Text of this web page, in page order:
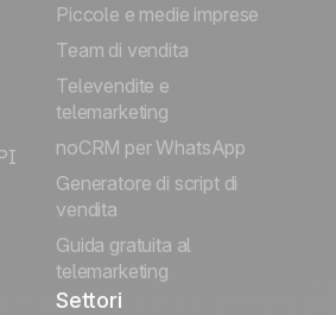
Piccole e medie imprese
Team di vendita
Televendite e
telemarketing
noCRM per WhatsApp
Generatore di script di
vendita
Guida gratuita al
telemarketing
Settori